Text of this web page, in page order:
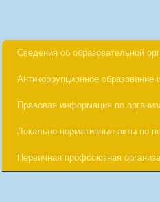
Сведения об образовательной
Антикоррупционное образование
Правовая информация по
Локально-нормативные акты по
Первичная профсоюзная